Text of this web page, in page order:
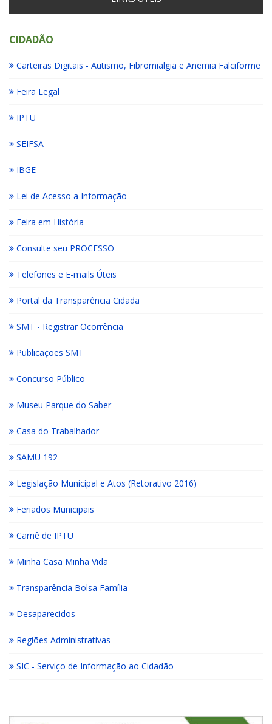
CIDADÃO
Carteiras Digitais - Autismo, Fibromialgia e Anemia Falciforme
Feira Legal
IPTU
SEIFSA
IBGE
Lei de Acesso a Informação
Feira em História
Consulte seu PROCESSO
Telefones e E-mails Úteis
Portal da Transparência Cidadã
SMT - Registrar Ocorrência
Publicações SMT
Concurso Público
Museu Parque do Saber
Casa do Trabalhador
SAMU 192
Legislação Municipal e Atos (Retorativo 2016)
Feriados Municipais
Carnê de IPTU
Minha Casa Minha Vida
Transparência Bolsa Família
Desaparecidos
Regiões Administrativas
SIC - Serviço de Informação ao Cidadão